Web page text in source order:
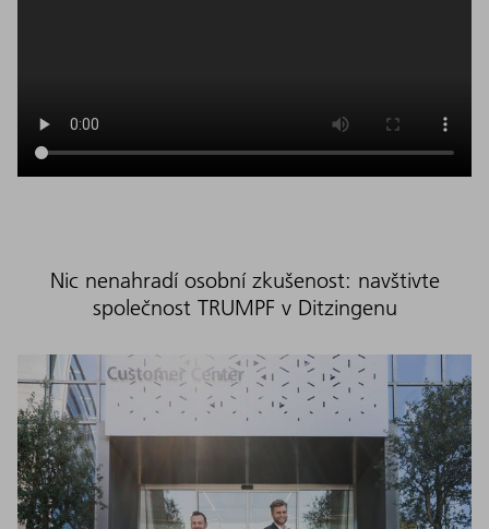
Nic nenahradí osobní zkušenost: navštivte
společnost TRUMPF v Ditzingenu